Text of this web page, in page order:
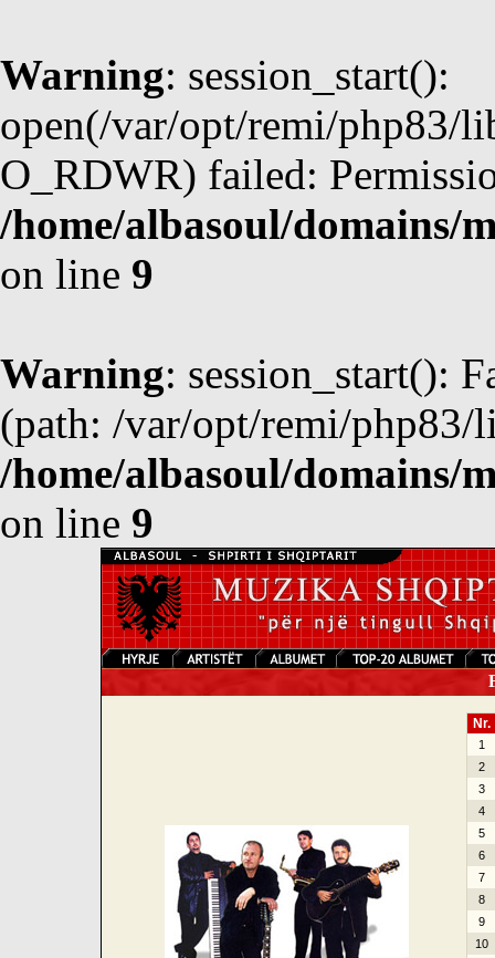
Warning: session_start():
open(/var/opt/remi/php83/
O_RDWR) failed:
/home/albasoul/domains/
on line 9
Warning: session_start():
(path: /var/opt/remi/php83/
/home/albasoul/domains/
on line 9
Nr.
1
2
3
4
5
6
7
8
9
10